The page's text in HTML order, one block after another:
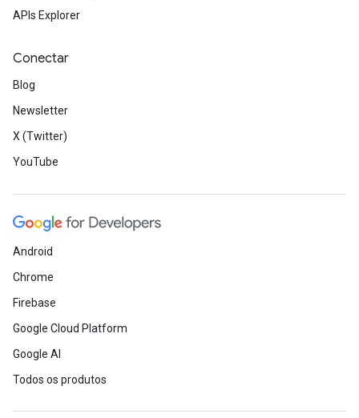
APIs Explorer
Conectar
Blog
Newsletter
X (Twitter)
YouTube
Android
Chrome
Firebase
Google Cloud Platform
Google AI
Todos os produtos